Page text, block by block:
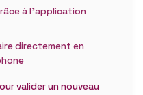
à l’application
directement en
valider un nouveau